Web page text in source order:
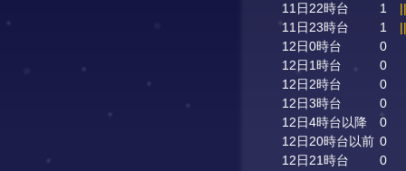
11日22時台
1
11日23時台
1
12日0時台
0
12日1時台
0
12日2時台
0
12日3時台
0
12日4時台以降
0
12日20時台以前 0
12日21時台
0